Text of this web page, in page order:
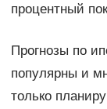
процентный
Прогнозы по
популярны и
только